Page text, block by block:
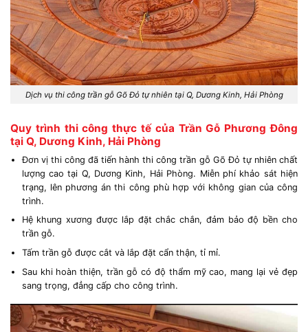
Dịch vụ thi công trần gỗ Gõ Đỏ tự nhiên tại Q, Dương Kinh, Hải Phòng
Quy trình thi công thực tế của Trần Gỗ Phương Đông
tại Q, Dương Kinh, Hải Phòng
Đơn vị thi công đã tiến hành thi công trần gỗ Gõ Đỏ tự nhiên chất
lượng cao tại Q, Dương Kinh, Hải Phòng. Miễn phí khảo sát hiện
trạng, lên phương án thi công phù hợp với không gian của công
trình.
Hệ khung xương được lắp đặt chắc chắn, đảm bảo độ bền cho
trần gỗ.
Tấm trần gỗ được cắt và lắp đặt cẩn thận, tỉ mỉ.
Sau khi hoàn thiện, trần gỗ có độ thẩm mỹ cao, mang lại vẻ đẹp
sang trọng, đẳng cấp cho công trình.